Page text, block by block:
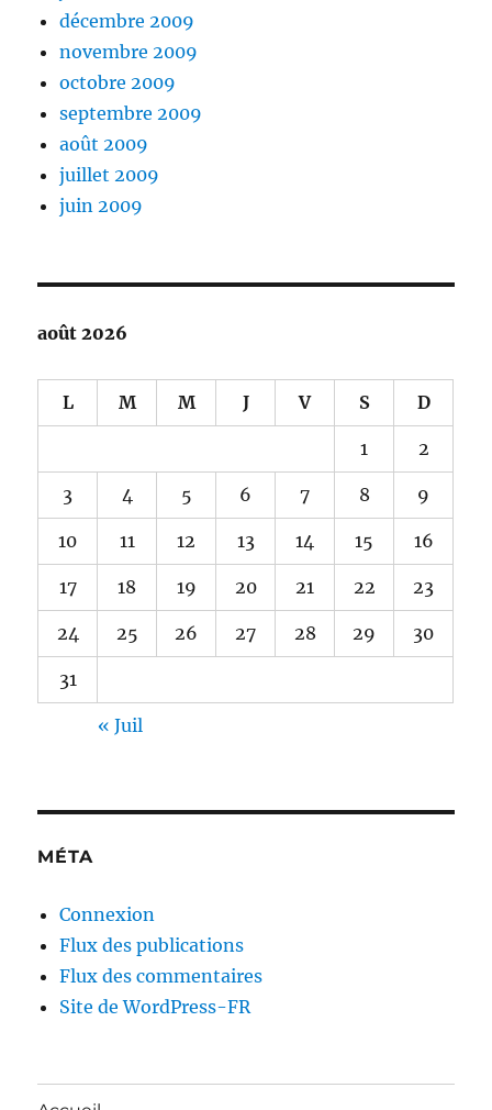
décembre 2009
novembre 2009
octobre 2009
septembre 2009
août 2009
juillet 2009
juin 2009
août 2026
L M M J V S D
1 2
3 4 5 6 7 8 9
10 11 12 13 14 15 16
17 18 19 20 21 22 23
24 25 26 27 28 29 30
31
« Juil
MÉTA
Connexion
Flux des publications
Flux des commentaires
Site de WordPress-FR